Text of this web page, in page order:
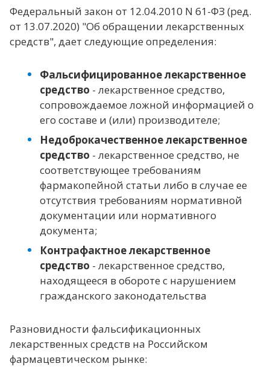
Федеральный закон от 12.04.2010 N 61-ФЗ (ред.
от 13.07.2020) "Об обращении лекарственных
средств", дает следующие определения:
Фальсифицированное лекарственное
средство - лекарственное средство,
сопровождаемое ложной информацией о
его составе и (или) производителе;
Недоброкачественное лекарственное
средство - лекарственное средство, не
соответствующее требованиям
фармакопейной статьи либо в случае ее
отсутствия требованиям нормативной
документации или нормативного
документа;
Контрафактное лекарственное
средство - лекарственное средство,
находящееся в обороте с нарушением
гражданского законодательства
Разновидности фальсификационных
лекарственных средств на Российском
фармацевтическом рынке: